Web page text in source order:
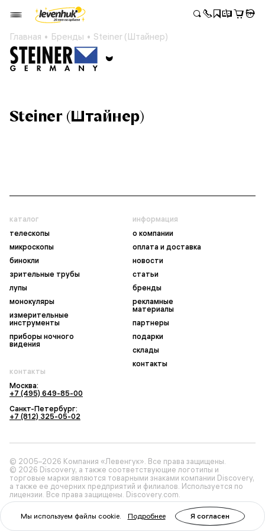
Главная Бренды Steiner (Штайнер)
Steiner (Штайнер)
каталог
телескопы
микроскопы
бинокли
зрительные трубы
лупы
монокуляры
измерительные
инструменты
приборы ночного
видения
информация
о компании
оплата и доставка
новости
статьи
бренды
рекламные
материалы
партнеры
подарки
склады
контакты
контакты
Москва:
+7 (495) 649-85-00
Санкт-Петербург:
+7 (812) 325-05-02
© 2005–2026 Компания «Левенгук». Все права защищены.
© 2026 Discovery, а также соответствующие логотипы и
торговые марки являются товарными знаками компании Discovery,
а также ее дочерних предприятий и филиалов. Используется по
лицензии. Все права защищены. Discovery.com.
Политика конфиденциальности
Мы используем файлы cookie. Подробнее Я согласен